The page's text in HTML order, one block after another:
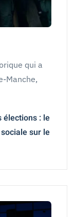
qui a
Manche,
élections : le
sur le